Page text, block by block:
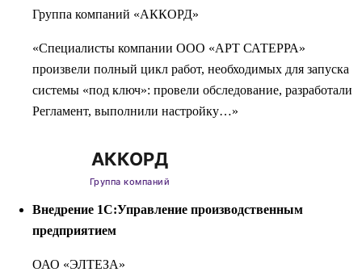
Группа компаний «АККОРД»
«Специалисты компании ООО «АРТ САТЕРРА»
произвели полный цикл работ, необходимых для запуска
системы «под ключ»: провели обследование, разработали
Регламент, выполнили настройку…»
Внедрение 1С:Управление производственным
предприятием
ОАО «ЭЛТЕЗА»